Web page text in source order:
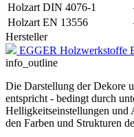
Holzart DIN 4076-1
Holzart EN 13556
Hersteller
EGGER Holzwerkstoffe
info_outline
Die Darstellung der Dekore
entspricht - bedingt durch
Helligkeitseinstellungen und
den Farben und Strukturen